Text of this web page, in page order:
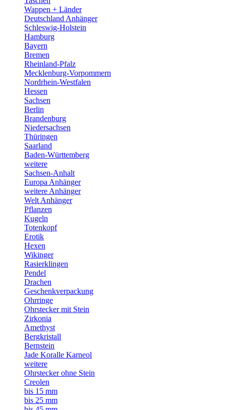
Wappen + Länder
Deutschland Anhänger
Schleswig-Holstein
Hamburg
Bayern
Bremen
Rheinland-Pfalz
Mecklenburg-Vorpommern
Nordrhein-Westfalen
Hessen
Sachsen
Berlin
Brandenburg
Niedersachsen
Thüringen
Saarland
Baden-Württemberg
weitere
Sachsen-Anhalt
Europa Anhänger
weitere Anhänger
Welt Anhänger
Pflanzen
Kugeln
Totenkopf
Erotik
Hexen
Wikinger
Rasierklingen
Pendel
Drachen
Geschenkverpackung
Ohrringe
Ohrstecker mit Stein
Zirkonia
Amethyst
Bergkristall
Bernstein
Jade Koralle Karneol
weitere
Ohrstecker ohne Stein
Creolen
bis 15 mm
bis 25 mm